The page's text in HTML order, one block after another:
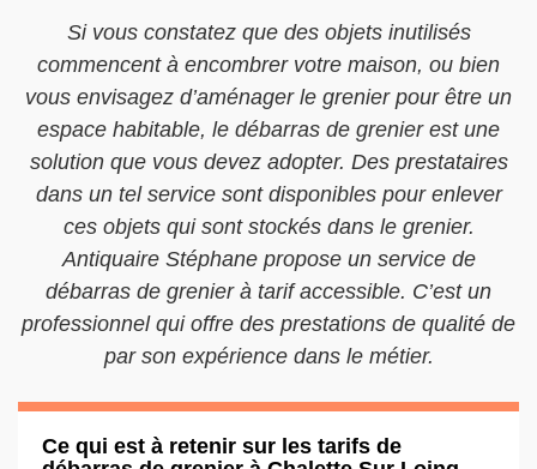
Si vous constatez que des objets inutilisés
commencent à encombrer votre maison, ou bien
vous envisagez d’aménager le grenier pour être un
espace habitable, le débarras de grenier est une
solution que vous devez adopter. Des prestataires
dans un tel service sont disponibles pour enlever
ces objets qui sont stockés dans le grenier.
Antiquaire Stéphane propose un service de
débarras de grenier à tarif accessible. C’est un
professionnel qui offre des prestations de qualité de
par son expérience dans le métier.
Ce qui est à retenir sur les tarifs de